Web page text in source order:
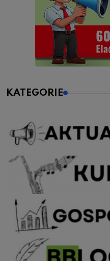
KATEGORIE